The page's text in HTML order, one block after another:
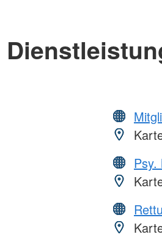
Psy.